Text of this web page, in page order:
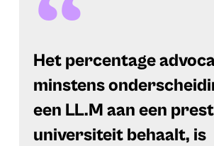
Het percentage
minstens
een LL.M aan een
universiteit behaalt, is